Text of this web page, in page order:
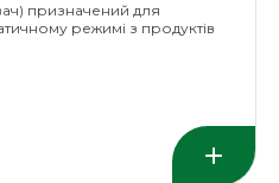
призначений для
режимі з продуктів